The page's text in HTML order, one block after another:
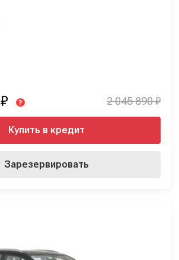
₽ ? 2 045 890 ₽
Купить в кредит
Зарезервировать